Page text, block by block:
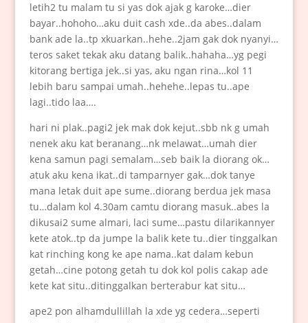
letih2 tu malam tu si yas dok ajak g karoke…dier
bayar..hohoho…aku duit cash xde..da abes..dalam
bank ade la..tp xkuarkan..hehe..2jam gak dok nyanyi…
teros saket tekak aku datang balik..hahaha…yg pegi
kitorang bertiga jek..si yas, aku ngan rina…kol 11
lebih baru sampai umah..hehehe..lepas tu..ape
lagi..tido laa….
hari ni plak..pagi2 jek mak dok kejut..sbb nk g umah
nenek aku kat beranang…nk melawat…umah dier
kena samun pagi semalam…seb baik la diorang ok…
atuk aku kena ikat..di tamparnyer gak…dok tanye
mana letak duit ape sume..diorang berdua jek masa
tu…dalam kol 4.30am camtu diorang masuk..abes la
dikusai2 sume almari, laci sume…pastu dilarikannyer
kete atok..tp da jumpe la balik kete tu..dier tinggalkan
kat rinching kong ke ape nama..kat dalam kebun
getah…cine potong getah tu dok kol polis cakap ade
kete kat situ..ditinggalkan berterabur kat situ…
ape2 pon alhamdullillah la xde yg cedera…seperti